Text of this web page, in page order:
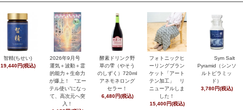
智精(ちせい)
19,440円(税込)
2026年9月号
運気＋波動＋霊
的能力＋生命力
が爆上！ “エー
テル使い”になっ
て、高次元へ突
入！
酵素ドリンク野
草の雫（やそう
のしずく）720ml
アネモネロング
セラー！
6,480円(税込)
フォトニックヒ
ーリングブラン
ケット「アート
テン加工」 リ
ニューアルしま
した！
15,400円(税込)
Sym Salt
Pyramid（シンソ
ルトピラミッ
ド）
3,780円(税込)